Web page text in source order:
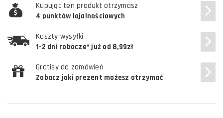
Kupując ten produkt otrzymasz
4 punktów lojalnościowych
Koszty wysyłki
1-2 dni robocze* już od 8,99zł
Gratisy do zamówień
Zobacz jaki prezent możesz otrzymać